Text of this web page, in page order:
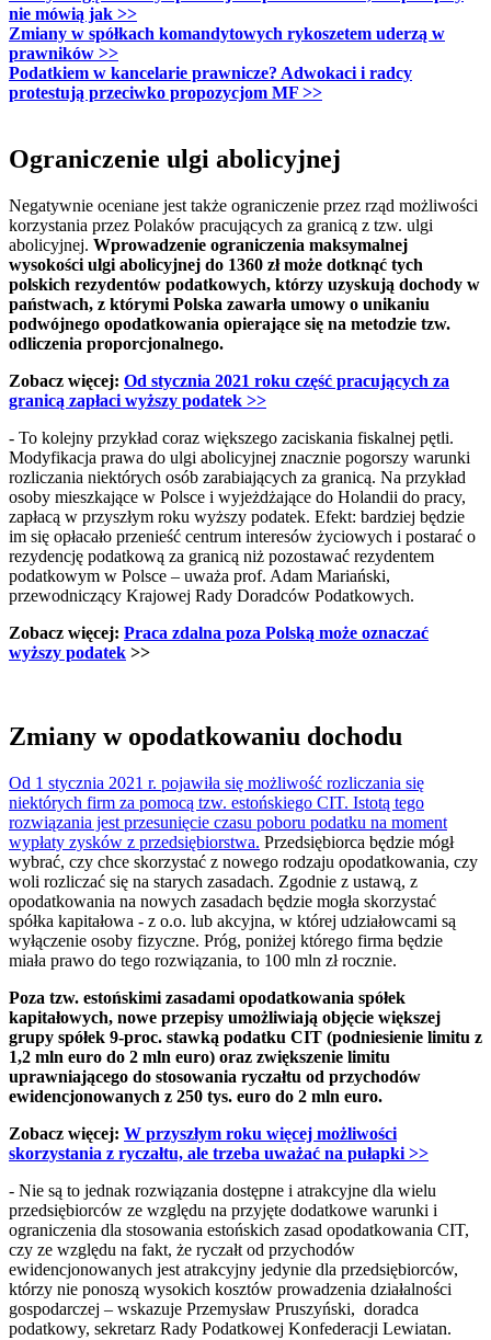
nie mówią jak >>
Zmiany w spółkach komandytowych rykoszetem uderzą w
prawników >>
Podatkiem w kancelarie prawnicze? Adwokaci i radcy
protestują przeciwko propozycjom MF >>
Ograniczenie ulgi abolicyjnej
Negatywnie oceniane jest także ograniczenie przez rząd możliwości
korzystania przez Polaków pracujących za granicą z tzw. ulgi
abolicyjnej. Wprowadzenie ograniczenia maksymalnej
wysokości ulgi abolicyjnej do 1360 zł może dotknąć tych
polskich rezydentów podatkowych, którzy uzyskują dochody w
państwach, z którymi Polska zawarła umowy o unikaniu
podwójnego opodatkowania opierające się na metodzie tzw.
odliczenia proporcjonalnego.
Zobacz więcej: Od stycznia 2021 roku część pracujących za
granicą zapłaci wyższy podatek >>
- To kolejny przykład coraz większego zaciskania fiskalnej pętli.
Modyfikacja prawa do ulgi abolicyjnej znacznie pogorszy warunki
rozliczania niektórych osób zarabiających za granicą. Na przykład
osoby mieszkające w Polsce i wyjeżdżające do Holandii do pracy,
zapłacą w przyszłym roku wyższy podatek. Efekt: bardziej będzie
im się opłacało przenieść centrum interesów życiowych i postarać o
rezydencję podatkową za granicą niż pozostawać rezydentem
podatkowym w Polsce – uważa prof. Adam Mariański,
przewodniczący Krajowej Rady Doradców Podatkowych.
Zobacz więcej: Praca zdalna poza Polską może oznaczać
wyższy podatek >>
Zmiany w opodatkowaniu dochodu
Od 1 stycznia 2021 r. pojawiła się możliwość rozliczania się
niektórych firm za pomocą tzw. estońskiego CIT. Istotą tego
rozwiązania jest przesunięcie czasu poboru podatku na moment
wypłaty zysków z przedsiębiorstwa. Przedsiębiorca będzie mógł
wybrać, czy chce skorzystać z nowego rodzaju opodatkowania, czy
woli rozliczać się na starych zasadach. Zgodnie z ustawą, z
opodatkowania na nowych zasadach będzie mogła skorzystać
spółka kapitałowa - z o.o. lub akcyjna, w której udziałowcami są
wyłączenie osoby fizyczne. Próg, poniżej którego firma będzie
miała prawo do tego rozwiązania, to 100 mln zł rocznie.
Poza tzw. estońskimi zasadami opodatkowania spółek
kapitałowych, nowe przepisy umożliwiają objęcie większej
grupy spółek 9-proc. stawką podatku CIT (podniesienie limitu z
1,2 mln euro do 2 mln euro) oraz zwiększenie limitu
uprawniającego do stosowania ryczałtu od przychodów
ewidencjonowanych z 250 tys. euro do 2 mln euro.
Zobacz więcej: W przyszłym roku więcej możliwości
skorzystania z ryczałtu, ale trzeba uważać na pułapki >>
- Nie są to jednak rozwiązania dostępne i atrakcyjne dla wielu
przedsiębiorców ze względu na przyjęte dodatkowe warunki i
ograniczenia dla stosowania estońskich zasad opodatkowania CIT,
czy ze względu na fakt, że ryczałt od przychodów
ewidencjonowanych jest atrakcyjny jedynie dla przedsiębiorców,
którzy nie ponoszą wysokich kosztów prowadzenia działalności
gospodarczej – wskazuje Przemysław Pruszyński, doradca
podatkowy, sekretarz Rady Podatkowej Konfederacji Lewiatan.